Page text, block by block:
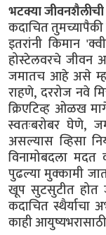
भटक्या
कदाचित
इतरांनी किमान
होस्टेलवरचे जीवन
जमातच आहे असे
राहणे, दररोज नवे
क्रिएटिव्ह ओळख
स्वतःबरोबर घेणे,
असल्यास व्हिसा
विनामोबदला
पुढल्या मुक्कामी
खूप सुटसुटीत होत
कदाचित
काही